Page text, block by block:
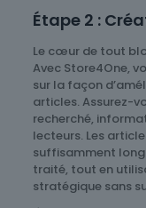
Étape 2 :
Le cœur de tout
Avec Store4One,
sur la façon
articles. Assurez-
recherché,
lecteurs. Les
suffisamment
traité, tout en
stratégique sans